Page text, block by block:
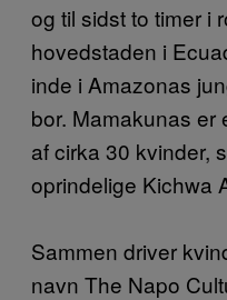
og til sidst to timer i
hovedstaden i
inde i Amazonas
bor. Mamakunas er
af cirka 30 kvinder,
oprindelige Kichwa
Sammen driver
navn The Napo